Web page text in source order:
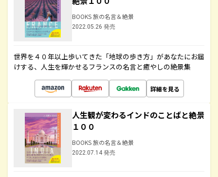
BOOKS 旅の名言＆絶景
2022.05.26 発売
世界を４０年以上歩いてきた「地球の歩き方」があなたにお届
けする、人生を輝かせるフランスの名言と癒やしの絶景集
詳細を見る
人生観が変わるインドのことばと絶景
１００
BOOKS 旅の名言＆絶景
2022.07.14 発売